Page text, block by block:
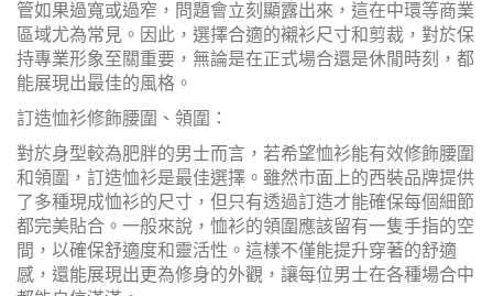
管如果過寬或過窄，問題會立刻顯露出來，這在中環等商業
區域尤為常見。因此，選擇合適的襯衫尺寸和剪裁，對於保
持專業形象至關重要，無論是在正式場合還是休閒時刻，都
能展現出最佳的風格。
訂造恤衫修飾腰圍、領圍：
對於身型較為肥胖的男士而言，若希望恤衫能有效修飾腰圍
和領圍，訂造恤衫是最佳選擇。雖然市面上的西裝品牌提供
了多種現成恤衫的尺寸，但只有透過訂造才能確保每個細節
都完美貼合。一般來說，恤衫的領圍應該留有一隻手指的空
間，以確保舒適度和靈活性。這樣不僅能提升穿著的舒適
感，還能展現出更為修身的外觀，讓每位男士在各種場合中